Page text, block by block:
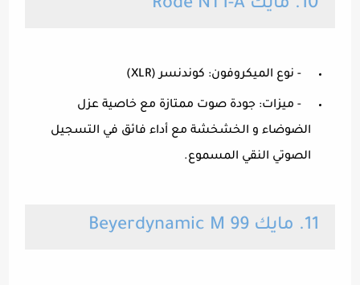
10. مايك Rode NT1-A
- نوع الميكروفون: كوندنسر (XLR)
- ميزات: جودة صوت ممتازة مع خاصية عزل
الضوضاء و الخشخشة مع أداء فائق في التسجيل
الصوتي النقي المسموع.
11. مايك Beyerdynamic M 99